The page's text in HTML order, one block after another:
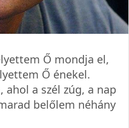
Ő mondja el,
Ő énekel.
ahol a szél zúg, a nap
belőlem néhány